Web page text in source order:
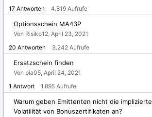
17 Antworten 4.819 Aufrufe
Optionsschein MA43P
Von Risiko12, April 23, 2021
20 Antworten 3.242 Aufrufe
Ersatzschein finden
Von bia05, April 24, 2021
1 Antwort 1.895 Aufrufe
Warum geben Emittenten nicht die implizierte
Volatilität von Bonuszertifikaten an?